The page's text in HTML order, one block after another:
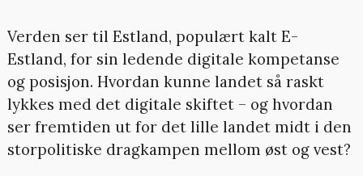
Verden ser til Estland, populært kalt E-
Estland, for sin ledende digitale kompetanse
og posisjon. Hvordan kunne landet så raskt
lykkes med det digitale skiftet – og hvordan
ser fremtiden ut for det lille landet midt i den
storpolitiske dragkampen mellom øst og vest?